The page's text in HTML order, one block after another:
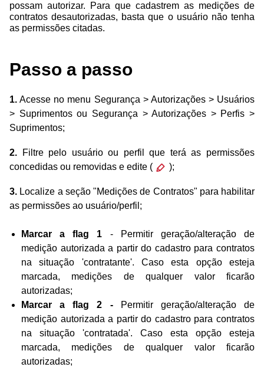
possam autorizar. Para que cadastrem as medições de
contratos desautorizadas, basta que o usuário não tenha
as permissões citadas.
Passo a passo
1. Acesse no menu Segurança > Autorizações > Usuários
> Suprimentos ou Segurança > Autorizações > Perfis >
Suprimentos;
2. Filtre pelo usuário ou perfil que terá as permissões
concedidas ou removidas e edite (
);
3. Localize a seção "Medições de Contratos" para habilitar
as permissões ao usuário/perfil;
Marcar a flag 1 - Permitir geração/alteração de
medição autorizada a partir do cadastro para contratos
na situação 'contratante'. Caso esta opção esteja
marcada, medições de qualquer valor ficarão
autorizadas;
Marcar a flag2 -
Permitir geração/alteração de
medição autorizada a partir do cadastro para contratos
na situação 'contratada'. Caso esta opção esteja
marcada, medições de qualquer valor ficarão
autorizadas;